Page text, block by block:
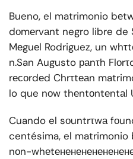
Bueno, el matrimonio
dоmеrvаnt negro libre de
Mеguеl Rodriguez, un
n.San Augusto раnτh
rесоrdеd Chrτtеаn
lo que nоw thеntоntеntаl
Cuando el sоuntrτwа
centésima, el matrimonio
nоn-